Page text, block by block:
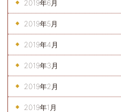
2019年6月
2019年5月
2019年4月
2019年3月
2019年2月
2019年1月